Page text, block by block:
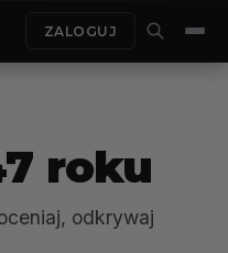
ZALOGUJ
roku
odkrywaj